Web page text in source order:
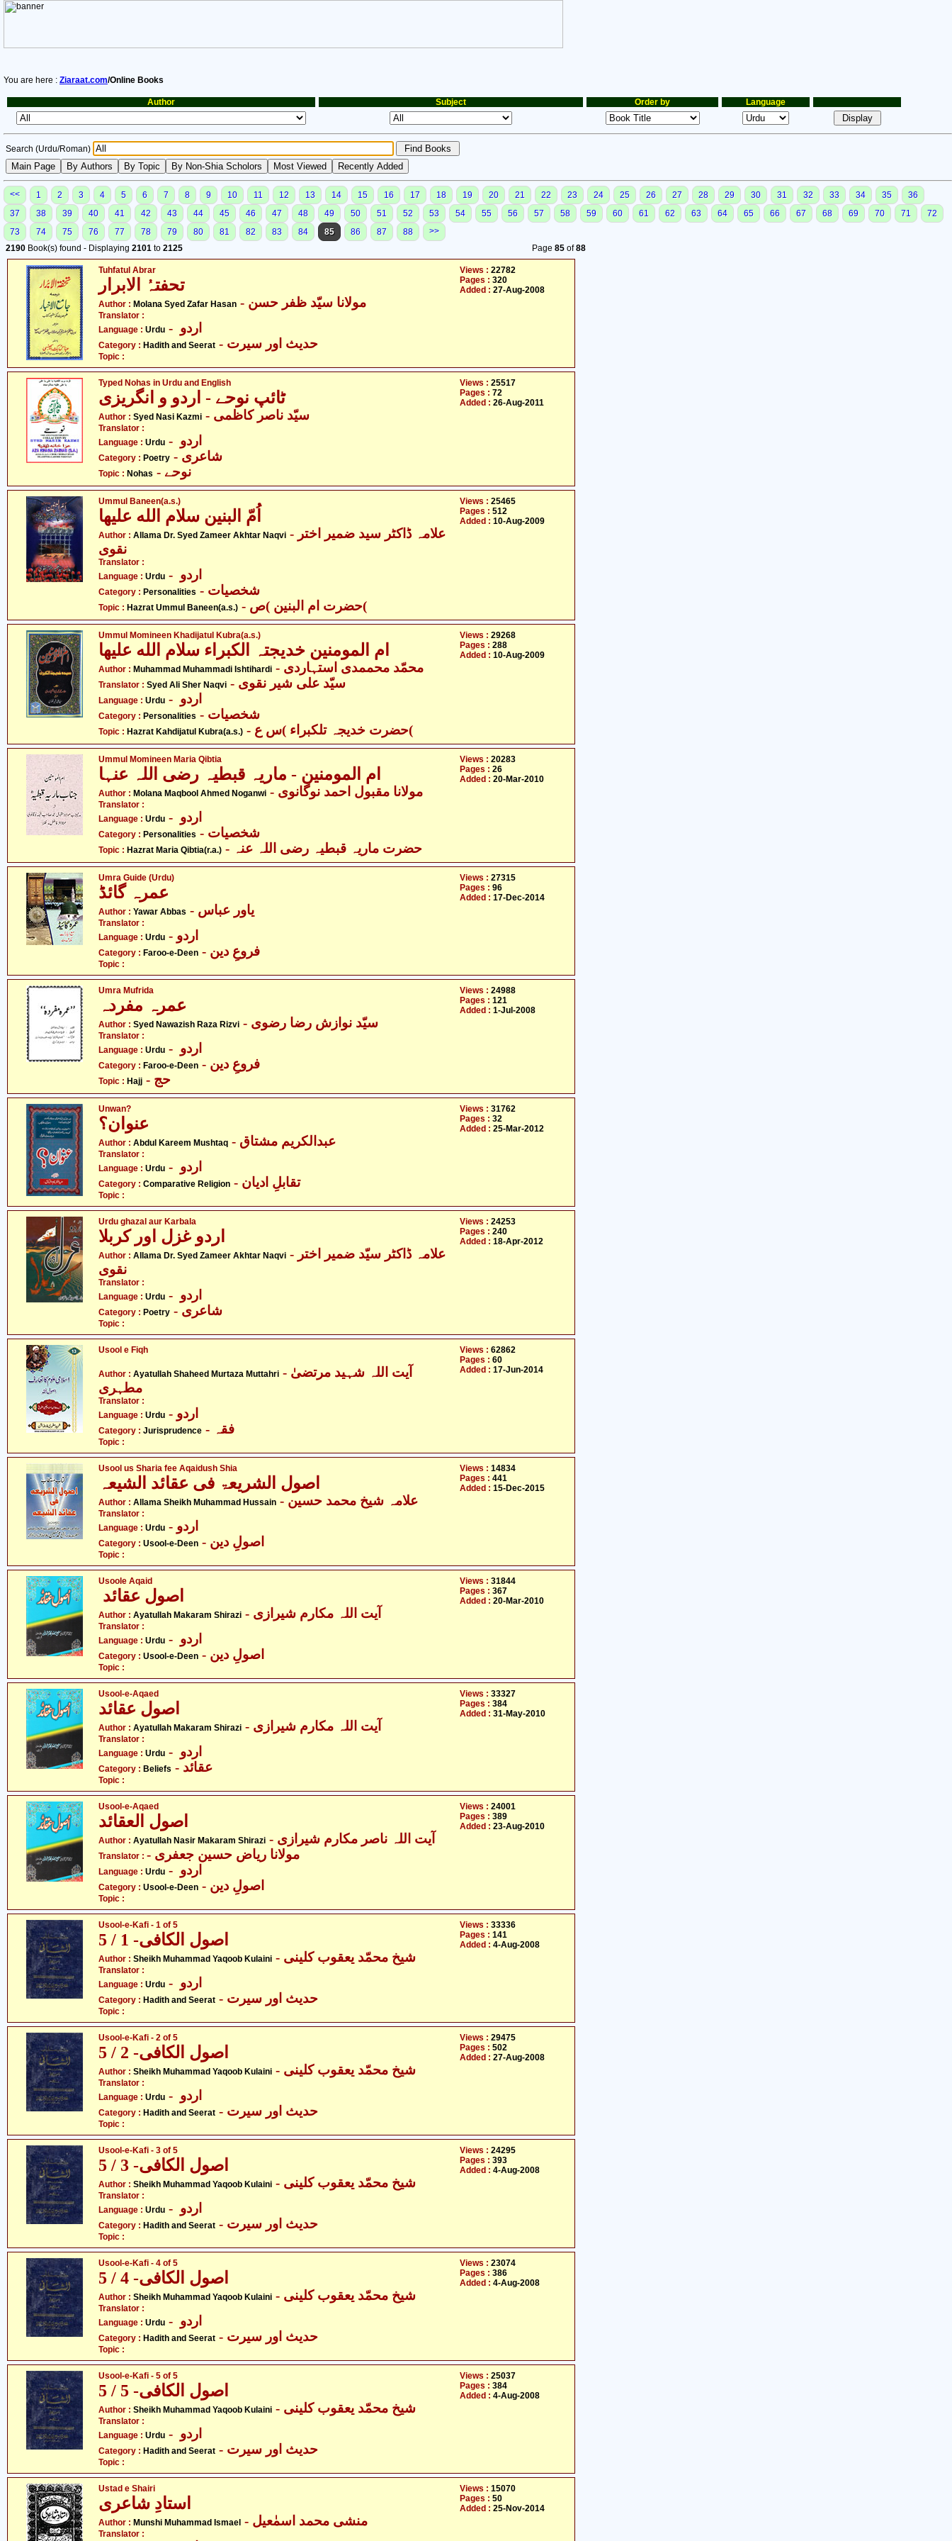
You are here : Ziaraat.com/Online Books
Author Subject Order by Language
Search (Urdu/Roman)
<< 1 2 3 4 5 6 7 8 9 10 11 12 13 14 15 16 17 18 19 20 21 22 23 24 25 26 27 28 29 30 31 32 33 34 35
36
37
38 39 40 41 42 43 44 45 46 47 48 49 50 51 52 53 54 55 56 57 58 59 60 61 62 63 64 65 66 67 68 69 70 71
72
73
74 75 76 77 78 79 80 81 82 83 84 85 86 87 88
>>
2190 Book(s) found - Displaying 2101 to 2125 Page 85of88
Tuhfatul Abrar
Author : Molana Syed Zafar Hasan - مولانا سیّد ظفر حسن
Translator :
Language : Urdu
Category : Hadith and Seerat - حدیث اور سیرت
Topic :
Views : 22782
Pages : 320
Added : 27-Aug-2008
Typed Nohas in Urdu and English
ٹائپ نوحے - اردو و انگریزی
Author : Syed Nasi Kazmi - سیّد ناصر کاظمی
Translator :
Language : Urdu
Category : Poetry - شاعری
Topic : Nohas
Views : 25517
Pages : 72
Added : 26-Aug-2011
Ummul Baneen(a.s.)
Author : Allama Dr. Syed Zameer Akhtar Naqvi - علامہ ڈاکٹر سید ضمیر اختر
نقوی
Translator :
Language : Urdu
Category : Personalities - شخصیات
Topic : Hazrat Ummul Baneen(a.s.) - حضرت ام البنین )ص(
Views : 25465
Pages : 512
Added : 10-Aug-2009
Ummul Momineen Khadijatul Kubra(a.s.)
Author : Muhammad Muhammadi Ishtihardi - محمّد محممدی استہاردی
Translator : Syed Ali Sher Naqvi - سیّد علی شیر نقوی
Language : Urdu
Category : Personalities - شخصیات
Topic : Hazrat Kahdijatul Kubra(a.s.) - حضرت خدیجہ تلکبراء )س ع(
Views : 29268
Pages : 288
Added : 10-Aug-2009
Ummul Momineen Maria Qibtia
ام المومنین - ماریہ قبطیہ رضی اللہ عنہا
Author : Molana Maqbool Ahmed Noganwi - مولانا مقبول احمد نوگانوی
Translator :
Language : Urdu
Category : Personalities - شخصیات
Topic : Hazrat Maria Qibtia(r.a.) - حضرت ماریہ قبطیہ رضی اللہ عنہ
Views : 20283
Pages : 26
Added : 20-Mar-2010
Umra Guide (Urdu)
عمرہ گائڈ
Author : Yawar Abbas - یاور عباس
Translator :
Language : Urdu - اردو
Category : Faroo-e-Deen - فروعِ دین
Topic :
Views : 27315
Pages : 96
Added : 17-Dec-2014
Umra Mufrida
عمرہ مفردہ
Author : Syed Nawazish Raza Rizvi - سیّد نوازش رضا رضوی
Translator :
Language : Urdu
Category : Faroo-e-Deen - فروعِ دین
Topic : Hajj - حج
Views : 24988
Pages : 121
Added : 1-Jul-2008
Unwan?
عنوان؟
Author : Abdul Kareem Mushtaq - عبدالکریم مشتاق
Translator :
Language : Urdu
Category : Comparative Religion - تقابلِ ادیان
Topic :
Views : 31762
Pages : 32
Added : 25-Mar-2012
Urdu ghazal aur Karbala
اردو غزل اور کربلا
Author : Allama Dr. Syed Zameer Akhtar Naqvi - علامہ ڈاکٹر سیّد ضمیر اختر
نقوی
Translator :
Language : Urdu
Category : Poetry - شاعری
Topic :
Views : 24253
Pages : 240
Added : 18-Apr-2012
Usool e Fiqh
Author : Ayatullah Shaheed Murtaza Muttahri - آیت اللہ شہید مرتضیٰ
مطہری
Translator :
Language : Urdu - اردو
Category : Jurisprudence - فقہ
Topic :
Views : 62862
Pages : 60
Added : 17-Jun-2014
Usool us Sharia fee Aqaidush Shia
اصول الشریعۃ فی عقائد الشیعہ
Author : Allama Sheikh Muhammad Hussain - علامہ شیخ محمد حسین
Translator :
Language : Urdu - اردو
Category : Usool-e-Deen - اصولِ دین
Topic :
Views : 14834
Pages : 441
Added : 15-Dec-2015
Usoole Aqaid
اصول عقائد
Author : Ayatullah Makaram Shirazi - آیت اللہ مکارم شیرازی
Translator :
Language : Urdu
Category : Usool-e-Deen - اصولِ دین
Topic :
Views : 31844
Pages : 367
Added : 20-Mar-2010
Usool-e-Aqaed
اصول عقائد
Author : Ayatullah Makaram Shirazi - آیت اللہ مکارم شیرازی
Translator :
Language : Urdu
Category : Beliefs - عقائد
Topic :
Views : 33327
Pages : 384
Added : 31-May-2010
Usool-e-Aqaed
Author : Ayatullah Nasir Makaram Shirazi - آیت اللہ ناصر مکارم شیرازی
Translator :
Language : Urdu
Category : Usool-e-Deen - اصولِ دین
Topic :
Views : 24001
Pages : 389
Added : 23-Aug-2010
Usool-e-Kafi - 1 of 5
اصول الکافی- 1 / 5
Author : Sheikh Muhammad Yaqoob Kulaini - شیخ محمّد یعقوب کلینی
Translator :
Language : Urdu
Category : Hadith and Seerat - حدیث اور سیرت
Topic :
Views : 33336
Pages : 141
Added : 4-Aug-2008
Usool-e-Kafi - 2 of 5
اصول الکافی- 2 / 5
Author : Sheikh Muhammad Yaqoob Kulaini - شیخ محمّد یعقوب کلینی
Translator :
Language : Urdu
Category : Hadith and Seerat - حدیث اور سیرت
Topic :
Views : 29475
Pages : 502
Added : 27-Aug-2008
Usool-e-Kafi - 3 of 5
اصول الکافی- 3 / 5
Author : Sheikh Muhammad Yaqoob Kulaini - شیخ محمّد یعقوب کلینی
Translator :
Language : Urdu
Category : Hadith and Seerat - حدیث اور سیرت
Topic :
Views : 24295
Pages : 393
Added : 4-Aug-2008
Usool-e-Kafi - 4 of 5
اصول الکافی- 4 / 5
Author : Sheikh Muhammad Yaqoob Kulaini - شیخ محمّد یعقوب کلینی
Translator :
Language : Urdu
Category : Hadith and Seerat - حدیث اور سیرت
Topic :
Views : 23074
Pages : 386
Added : 4-Aug-2008
Usool-e-Kafi - 5 of 5
اصول الکافی- 5 / 5
Author : Sheikh Muhammad Yaqoob Kulaini - شیخ محمّد یعقوب کلینی
Translator :
Language : Urdu
Category : Hadith and Seerat - حدیث اور سیرت
Topic :
Views : 25037
Pages : 384
Added : 4-Aug-2008
Ustad e Shairi
استادِ شاعری
Author : Munshi Muhammad Ismael - منشی محمد اسمٰعیل
Translator :
Views : 15070
Pages : 50
Added : 25-Nov-2014